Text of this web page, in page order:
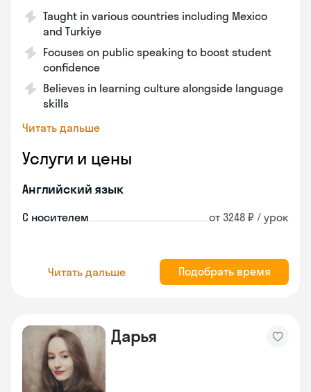
Taught in various countries including Mexico
and Turkiye
Focuses on public speaking to boost student
confidence
Believes in learning culture alongside language
skills
Читать дальше
Услуги и цены
Английский язык
С носителем от 3248 ₽ / урок
Читать дальше Подобрать время
Дарья